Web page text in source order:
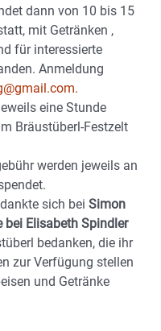
dann von 10 bis 15
mit Getränken ,
für interessierte
Anmeldung
eine Stunde
Bräustüberl-Festzelt
werden jeweils an
sich bei Simon
bei Elisabeth Spindler
bedanken, die ihr
zur Verfügung stellen
und Getränke